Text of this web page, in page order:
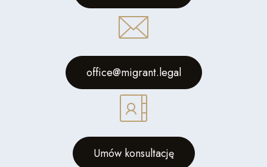
office@migrant.legal
Umów konsultację